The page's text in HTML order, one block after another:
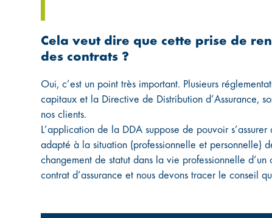
Cela veut dire que cette prise de
des contrats ?
Oui, c’est un point très important. Plusieurs
capitaux et la Directive de Distribution d’Assurance,
nos clients.
L’application de la DDA suppose de pouvoir
adapté à la situation (professionnelle et personnelle)
changement de statut dans la vie professionnelle
contrat d’assurance et nous devons tracer le conseil